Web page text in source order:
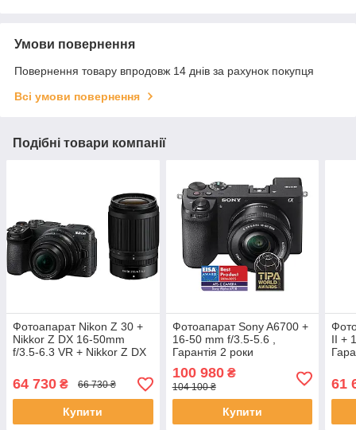
Умови повернення
Повернення товару впродовж 14 днів за рахунок покупця
Всі умови повернення
Подібні товари компанії
Фотоапарат Nikon Z 30 +
Nikkor Z DX 16-50mm
f/3.5-6.3 VR + Nikkor Z DX
Гарантія 2 роки
64 730 ₴ 66 730 ₴
Купити
Фотоапарат Sony A6700 +
16-50 mm f/3.5-5.6 ,
Гарантія 2 роки
100 980₴
104 100 ₴
Купити
II +
61